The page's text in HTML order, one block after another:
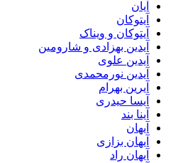
آیان
آیتوکان
آیتوکان و ویناک
آیدین بهزادی و شارومین
آیدین علوی
آیدین نورمحمدی
آیرین بهرام
آیسا حیدری
آینا بند
آیهان
آیهان بزازی
آیهان راد